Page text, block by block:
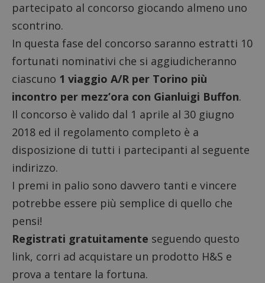
partecipato al concorso giocando almeno uno
scontrino.
In questa fase del concorso saranno estratti 10
fortunati nominativi che si aggiudicheranno
ciascuno 1 viaggio A/R per Torino più
incontro per mezz’ora con Gianluigi Buffon.
Il concorso è valido dal 1 aprile al 30 giugno
2018 ed il regolamento completo è a
disposizione di tutti i partecipanti al seguente
indirizzo.
I premi in palio sono davvero tanti e vincere
potrebbe essere più semplice di quello che
pensi!
Registrati gratuitamente seguendo questo
link, corri ad acquistare un prodotto H&S e
prova a tentare la fortuna.